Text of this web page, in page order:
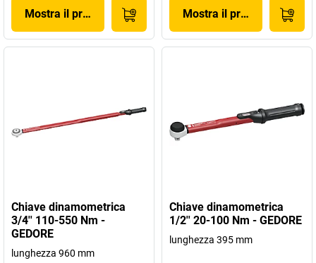
Mostra il prodotto Mostra il prodotto
Chiave dinamometrica
3/4'' 110-550 Nm -
GEDORE
lunghezza 960 mm
Chiave dinamometrica
1/2'' 20-100 Nm - GEDORE
lunghezza 395 mm